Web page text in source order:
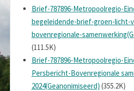
Brief-787896-Metropoolregio-
begeleidende-brief-groen-licht-
bovenregionale-
(111.5K)
Brief-787896-Metropoolregio-
Persbericht-Bovenregionale
2024(Geanonimiseerd) (355.2K)